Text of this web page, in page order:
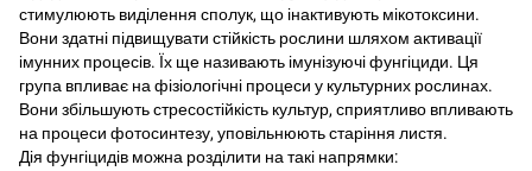
стимулюють виділення сполук, що інактивують мікотоксини.
Вони здатні підвищувати стійкість рослини шляхом активації
імунних процесів. Їх ще називають імунізуючі фунгіциди. Ця
група впливає на фізіологічні процеси у культурних рослинах.
Вони збільшують стресостійкість культур, сприятливо впливають
на процеси фотосинтезу, уповільнюють старіння листя.
Дія фунгіцидів можна розділити на такі напрямки: